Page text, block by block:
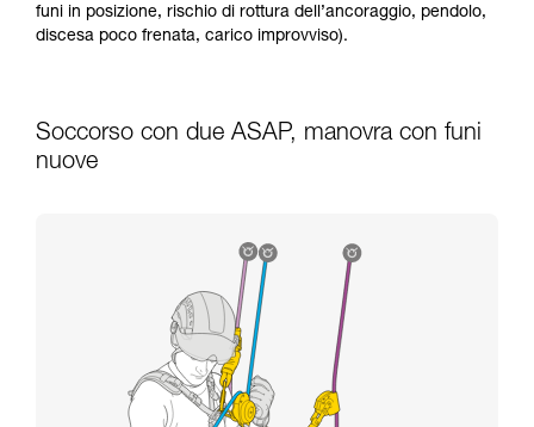
funi in posizione, rischio di rottura dell’ancoraggio, pendolo,
discesa poco frenata, carico improvviso).
Soccorso con due ASAP, manovra con funi
nuove